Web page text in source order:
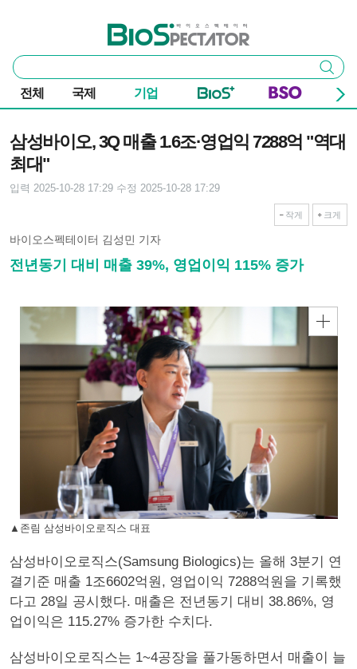
바이오스펙테이터
통
합
검
색
검색
전체 국제 기업
삼성바이오, 3Q 매출 1.6조·영업익 7288억 "역대
최대"
입력 2025-10-28 17:29 수정 2025-10-28 17:29
작게 크게
바이오스펙테이터 김성민 기자
전년동기 대비 매출 39%, 영업이익 115% 증가
▲존림 삼성바이오로직스 대표
삼성바이오로직스(Samsung Biologics)는 올해 3분기 연
결기준 매출 1조6602억원, 영업이익 7288억원을 기록했
다고 28일 공시했다. 매출은 전년동기 대비 38.86%, 영
업이익은 115.27% 증가한 수치다.
삼성바이오로직스는 1~4공장을 풀가동하면서 매출이 늘